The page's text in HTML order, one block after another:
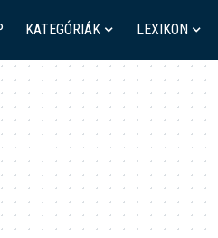
KATEGÓRIÁK LEXIKON